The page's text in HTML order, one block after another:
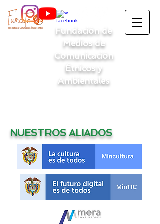
Fundación de
Medios de
Comunicación
Étnicos y
Ambientales
NUESTROS ALIADOS